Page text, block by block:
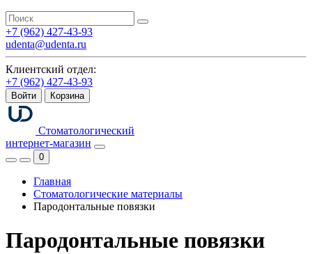
+7 (962) 427-43-93
udenta@udenta.ru
Клиентский отдел:
+7 (962) 427-43-93
Войти Корзина
Стоматологический
интернет-магазин
0
Главная
Стоматологические материалы
Пародонтальные повязки
Пародонтальные повязки